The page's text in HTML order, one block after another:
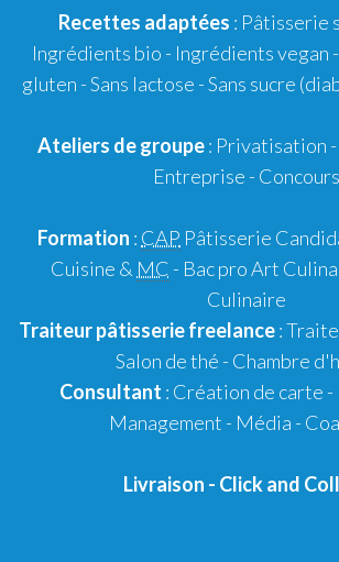
Recettes adaptées : Pâtisserie
Ingrédients bio - Ingrédients vegan -
gluten - Sans lactose - Sans sucre
Ateliers de groupe: Privatisation
Entreprise - Concours
Formation : CAP Pâtisserie
Cuisine & MC - Bac pro Art
Culinaire
Traiteur pâtisseriefreelance:
Salon de thé - Chambre
Consultant : Création de carte -
Management - Média -
Livraison - Click and